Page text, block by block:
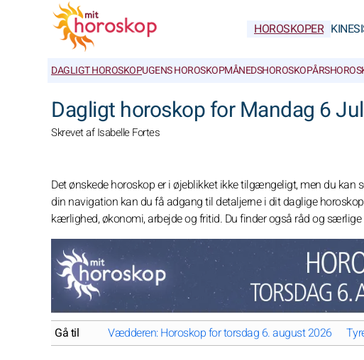
HOROSKOPER
DAGLIGT HOROSKOPUGENS HOROSKOPMÅNEDSHOROSKOP
Dagligt horoskop for Mandag 6
Skrevet af Isabelle Fortes
Det ønskede horoskop er i øjeblikket ikke tilgængeligt, men du kan
din navigation kan du få adgang til detaljerne i dit daglige
kærlighed, økonomi, arbejde og fritid. Du finder også råd og
Gå til Vædderen: Horoskop for torsdag 6. august 2026